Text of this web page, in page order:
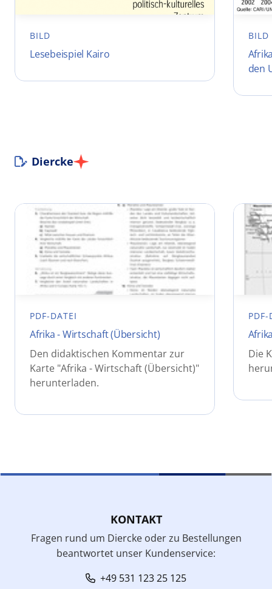
BILD
Lesebeispiel Kairo
BILD
den
Diercke
PDF-DATEI
Afrika - Wirtschaft (Übersicht)
Den didaktischen Kommentar zur
Karte "Afrika - Wirtschaft (Übersicht)"
herunterladen.
PDF-
Die
KONTAKT
Fragen rund um Diercke oder zu Bestellungen
beantwortet unser Kundenservice:
+49 531 123 25 125